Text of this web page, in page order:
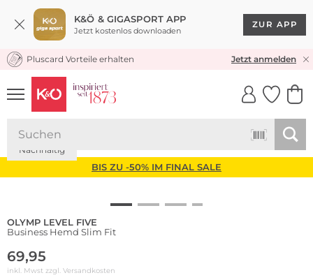
K&Ö & GIGASPORT APP
Jetzt kostenlos downloaden
ZUR APP
KOSTENLOSER VERSAND* & RÜCKVERSAND
Pluscard Vorteile erhalten Jetzt anmelden
UNSERE APP
CLICK &
BIS ZU -50% IM FINAL SALE
Nachhaltig
OLYMP LEVEL FIVE
Business Hemd Slim Fit
69,95
inkl. Mwst zzgl. Versandkosten